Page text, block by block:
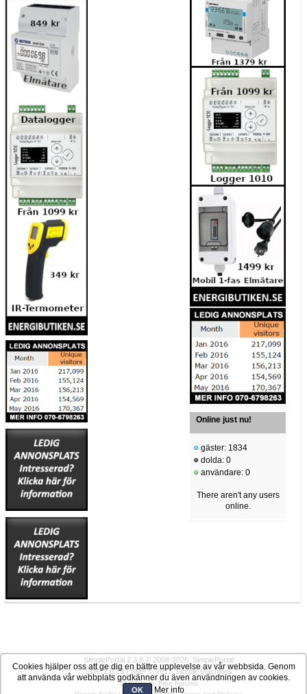
Online just nu!
gäster: 1834
dolda: 0
användare: 0
There aren't any users
online.
SimplePortal 2.3.8 © 2008-2026, SimplePortal
SMF 2.0.19|SMF © 2017,Simple Machines
SMFAdsfor Free Forums
Cookies hjälper oss att ge dig en bättre upplevelse av vår webbsida. Genom
att använda vår webbplats godkänner du även användningen av cookies.
OK Mer info